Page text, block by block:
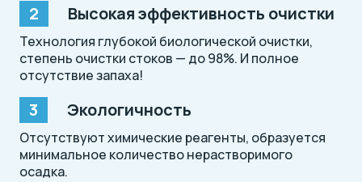
Высокая эффективность очистки
Технология глубокой биологической очистки,
степень очистки стоков — до 98%. И полное
отсутствие запаха!
Экологичность
Отсутствуют химические реагенты, образуется
минимальное количество нерастворимого
осадка.